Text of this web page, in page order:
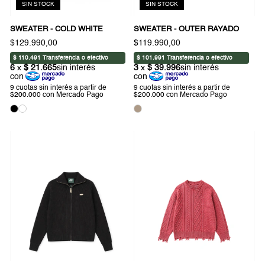
SIN STOCK
SWEATER - COLD WHITE
$129.990,00
SIN STOCK
SWEATER - OUTER RAYADO
$119.990,00